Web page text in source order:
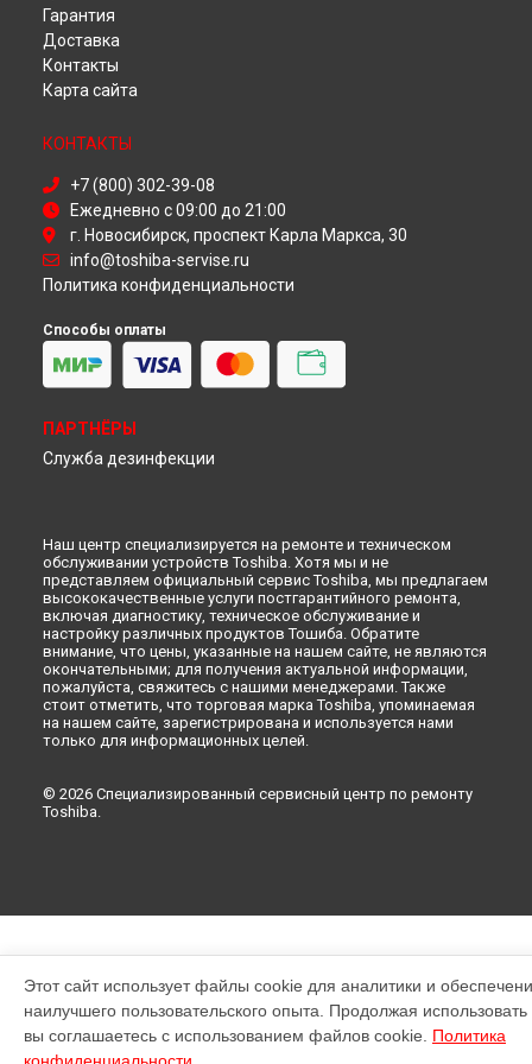
Ремонт телевизора 50L2556 Toshiba в
Ремонт телевизора 50L2556 Toshiba в
Ремонт телевизора 50L2556 Toshiba в
Ремонт телевизора 50L2556 Toshiba в
Гарантия
Доставка
Контакты
Карта сайта
КОНТАКТЫ
+7 (800) 302-39-08
Ежедневно с 09:00 до 21:00
г. Новосибирск, проспект Карла Маркса, 30
info@toshiba-servise.ru
Политика конфиденциальности
Способы оплаты
ПАРТНЁРЫ
Служба дезинфекции
Наш центр специализируется на ремонте и техническом
обслуживании устройств Toshiba. Хотя мы и не
представляем официальный сервис Toshiba, мы предлагаем
высококачественные услуги постгарантийного ремонта,
включая диагностику, техническое обслуживание и
настройку различных продуктов Тошиба. Обратите
внимание, что цены, указанные на нашем сайте, не являются
окончательными; для получения актуальной информации,
пожалуйста, свяжитесь с нашими менеджерами. Также
стоит отметить, что торговая марка Toshiba, упоминаемая
на нашем сайте, зарегистрирована и используется нами
только для информационных целей.
© 2026 Специализированный сервисный центр по ремонту
Toshiba.
Этот сайт использует файлы cookie для аналитики и
наилучшего пользовательского опыта. Продолжая использовать
вы соглашаетесь с использованием файлов cookie. Политика